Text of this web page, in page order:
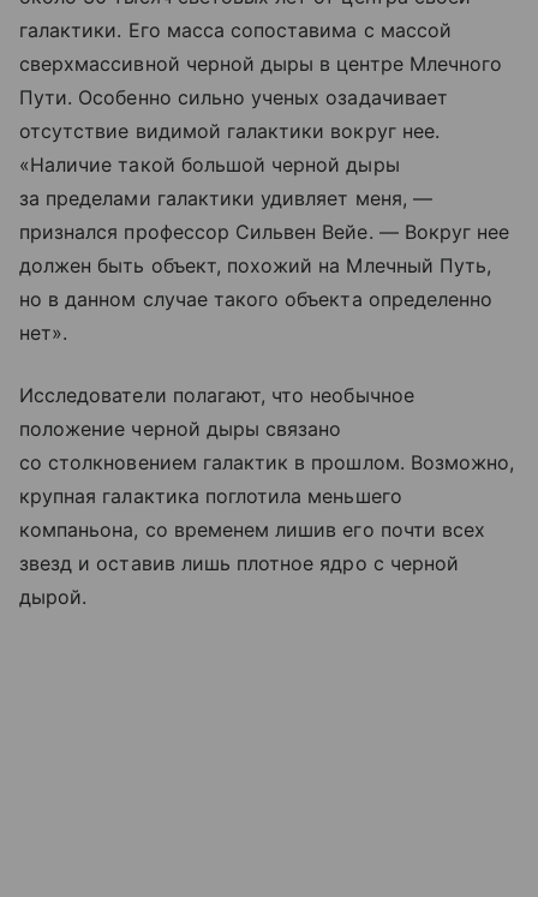
галактики. Его масса сопоставима с массой
сверхмассивной черной дыры в центре Млечного
Пути. Особенно сильно ученых озадачивает
отсутствие видимой галактики вокруг нее.
«Наличие такой большой черной дыры
за пределами галактики удивляет меня, —
признался профессор Сильвен Вейе. — Вокруг нее
должен быть объект, похожий на Млечный Путь,
но в данном случае такого объекта определенно
нет».
Исследователи полагают, что необычное
положение черной дыры связано
со столкновением галактик в прошлом. Возможно,
крупная галактика поглотила меньшего
компаньона, со временем лишив его почти всех
звезд и оставив лишь плотное ядро с черной
дырой.